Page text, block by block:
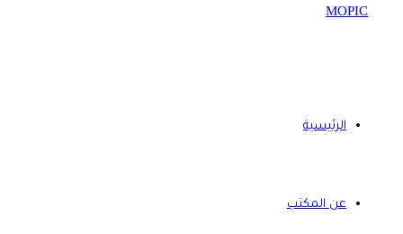
الرئيسية
عن المكتب